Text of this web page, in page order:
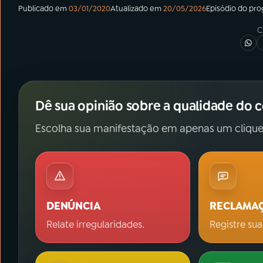
Publicado em03/01/2020Atualizado em20/05/2026Episódiodo
Dê sua opinião sobre a qualidade do
Escolha sua manifestação em apenas um
DENÚNCIA
Relate irregularidades. Registre